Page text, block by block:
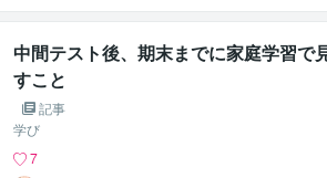
中間テスト後、期末までに家庭学習で
すこと
記事
学び
7